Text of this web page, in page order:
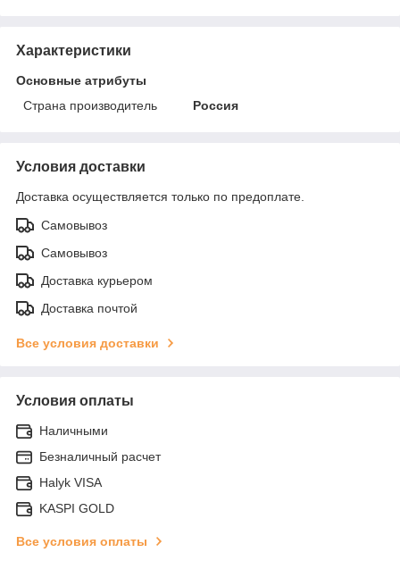
Характеристики
Основные атрибуты
Страна производитель
Россия
Условия доставки
Доставка осуществляется только по предоплате.
Самовывоз
Самовывоз
Доставка курьером
Доставка почтой
Все условия доставки
Условия оплаты
Наличными
Безналичный расчет
Halyk VISA
KASPI GOLD
Все условия оплаты